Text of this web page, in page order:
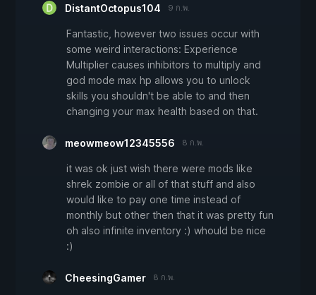
DistantOctopus104 9 ก.พ.
Fantastic, however two issues occur with
some weird interactions: Experience
Multiplier causes inhibitors to multiply and
god mode max hp allows you to unlock
skills you shouldn't be able to and then
changing your max health based on that.
meowmeow12345556 8 ก.พ.
it was ok just wish there were mods like
shrek zombie or all of that stuff and also
would like to pay one time instead of
monthly but other then that it was pretty fun
oh also infinite inventory :) whould be nice
:)
CheesingGamer 8 ก.พ.